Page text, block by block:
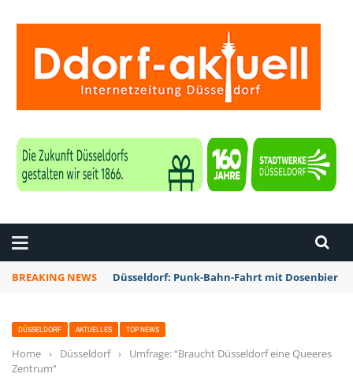
BREAKING NEWS Düsseldorf: Punk-Bahn-Fahrt mit Dosenbier
DÜSSELDORF AKTUELLES TOP NEWS
Home › Düsseldorf ›
Umfrage: “Braucht Düsseldorf eine Queeres
Zentrum”